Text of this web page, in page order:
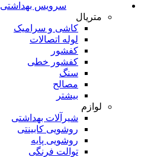
سرویس بهداشتی
متریال
کاشی و سرامیک
لوله اتصالات
کفشور
کفشور خطی
سنگ
مصالح
بیشتر
لوازم
شیرآلات بهداشتی
روشویی کابینتی
روشویی پایه
توالت فرنگی